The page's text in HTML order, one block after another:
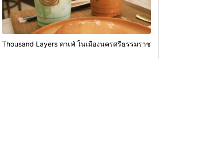
Thousand Layers คาเฟ่ ในเมืองนครศรีธรรมราช